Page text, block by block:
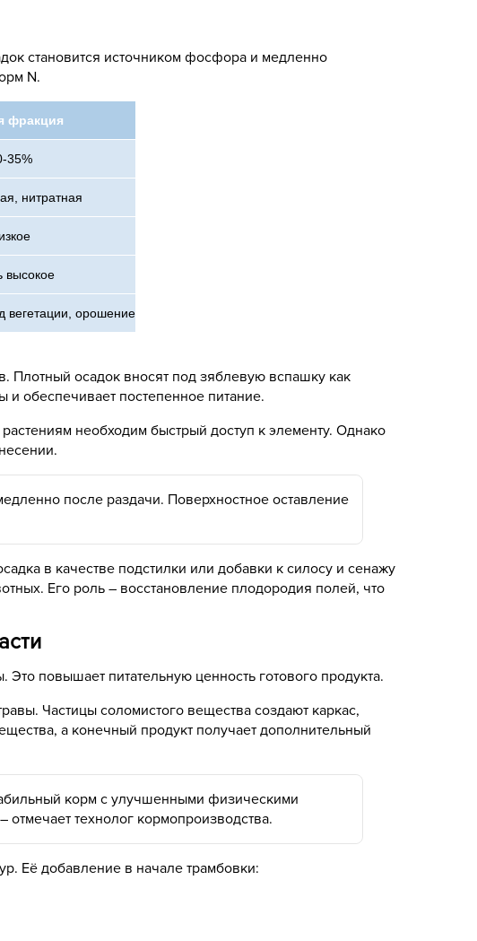
становится источником фосфора и медленно
N.
фракция
35%
нитратная
высокое
вегетации, орошение
Плотный осадок вносят под зяблевую вспашку как
и обеспечивает постепенное питание.
необходим быстрый доступ к элементу. Однако
после раздачи. Поверхностное оставление
в качестве подстилки или добавки к силосу и сенажу
Его роль – восстановление плодородия полей, что
повышает питательную ценность готового продукта.
Частицы соломистого вещества создают каркас,
а конечный продукт получает дополнительный
корм с улучшенными физическими
технолог кормопроизводства.
Её добавление в начале трамбовки: